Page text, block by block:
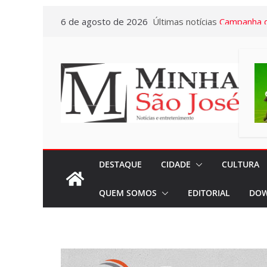
conteúdo
6 de agosto de 2026 Últimas notícias Hepatites
palestra
Galotti
Campanha
01/09
Pardo e
Santa
DESTAQUE CIDADE CULTURA
QUEM SOMOS EDITORIAL